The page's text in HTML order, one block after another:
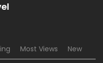
Most Views New